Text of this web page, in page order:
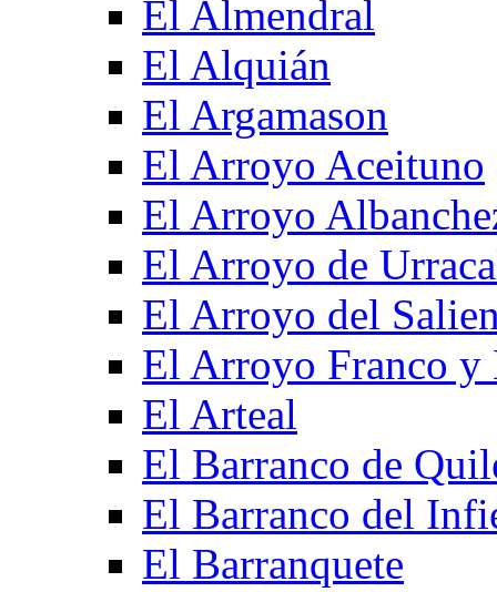
El Almendral
El Alquián
El Argamason
El Arroyo Aceituno
El Arroyo
El Arroyo de
El Arroyo del
El Arroyo Franco y
El Arteal
El Barranco de
El Barranco del
El Barranquete